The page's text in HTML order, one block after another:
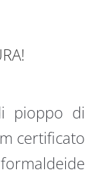
pioppo di
certificato